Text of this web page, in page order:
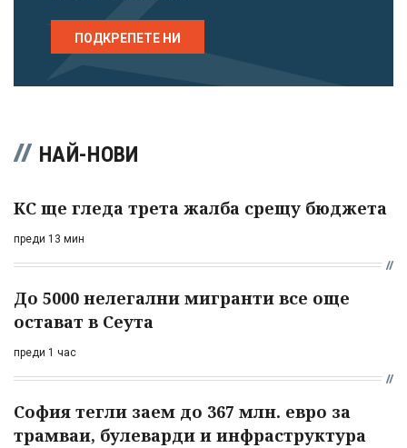
ПОДКРЕПЕТЕ НИ
НАЙ-НОВИ
КС ще гледа трета жалба срещу бюджета
преди 13 мин
До 5000 нелегални мигранти все още
остават в Сеута
преди 1 час
София тегли заем до 367 млн. евро за
трамваи, булеварди и инфраструктура